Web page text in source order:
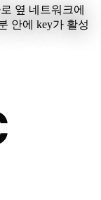
옆 네트워크에
안에 key가 활성